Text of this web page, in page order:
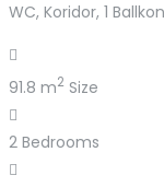
WC, Koridor, 1
91.8 m2 Size
2 Bedrooms